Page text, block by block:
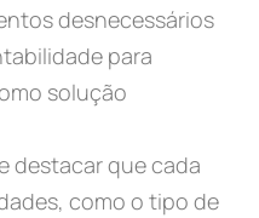
desnecessários
para
solução
destacar que cada
como o tipo de